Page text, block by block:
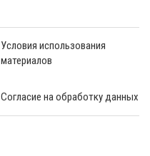
Условия использования
материалов
Согласие на обработку данных